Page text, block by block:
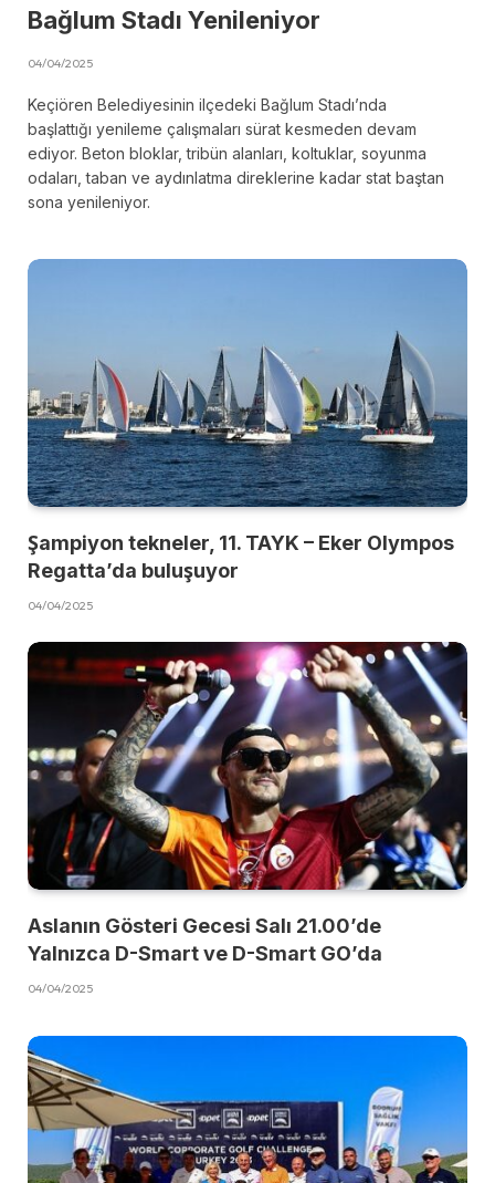
Bağlum Stadı Yenileniyor
04/04/2025
Keçiören Belediyesinin ilçedeki Bağlum Stadı’nda
başlattığı yenileme çalışmaları sürat kesmeden devam
ediyor. Beton bloklar, tribün alanları, koltuklar, soyunma
odaları, taban ve aydınlatma direklerine kadar stat baştan
sona yenileniyor.
Şampiyon tekneler, 11. TAYK – Eker Olympos
Regatta’da buluşuyor
04/04/2025
Aslanın Gösteri Gecesi Salı 21.00’de
Yalnızca D-Smart ve D-Smart GO’da
04/04/2025